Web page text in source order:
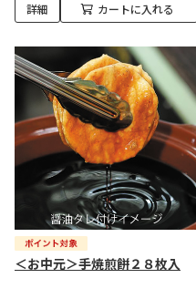
詳細 カートに入れる
＜お中元＞手焼煎餅２８枚入